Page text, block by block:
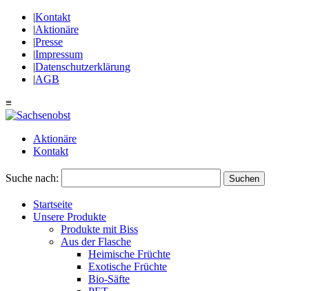
|Kontakt
|Aktionäre
|Presse
|Impressum
|Datenschutzerklärung
|AGB
≡
Aktionäre
Kontakt
Suche nach: Suchen
Startseite
Unsere Produkte
Produkte mit Biss
Aus der Flasche
Heimische Früchte
Exotische Früchte
Bio-Säfte